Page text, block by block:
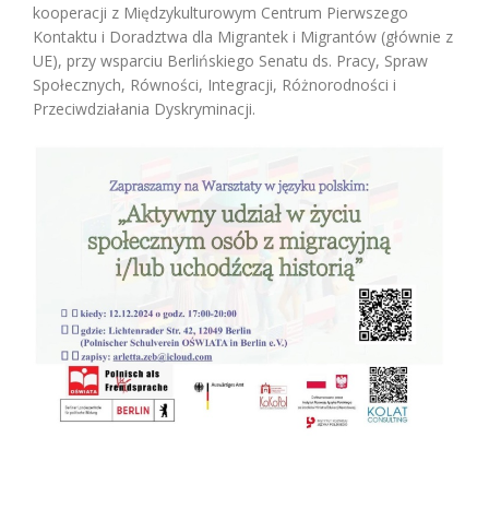
kooperacji z Międzykulturowym Centrum Pierwszego
Kontaktu i Doradztwa dla Migrantek i Migrantów (głównie z
UE), przy wsparciu Berlińskiego Senatu ds. Pracy, Spraw
Społecznych, Równości, Integracji, Różnorodności i
Przeciwdziałania Dyskryminacji.